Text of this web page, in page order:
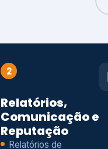
2
Relatórios,
Comunicação e
Reputação
Relatórios de